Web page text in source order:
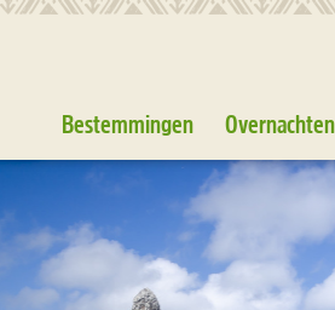
Bestemmingen Overnachten